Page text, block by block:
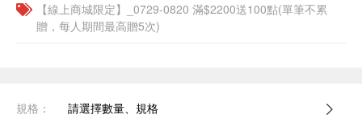
【線上商城限定】_0729-0820 滿$2200送100點(單筆不累
贈，每人期間最高贈5次)
規格： 請選擇數量、規格